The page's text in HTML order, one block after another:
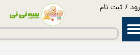
/ ثبت نام
حساب کاربری من